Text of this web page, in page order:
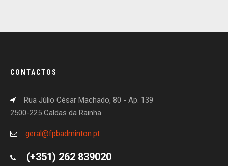
CONTACTOS
Rua Júlio César Machado, 80 - Ap. 139
2500-225 Caldas da Rainha
geral@fpbadminton.pt
(+351) 262 839020